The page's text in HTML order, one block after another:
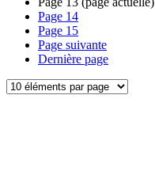
Page 14
Page 15
Page suivante
Dernière page